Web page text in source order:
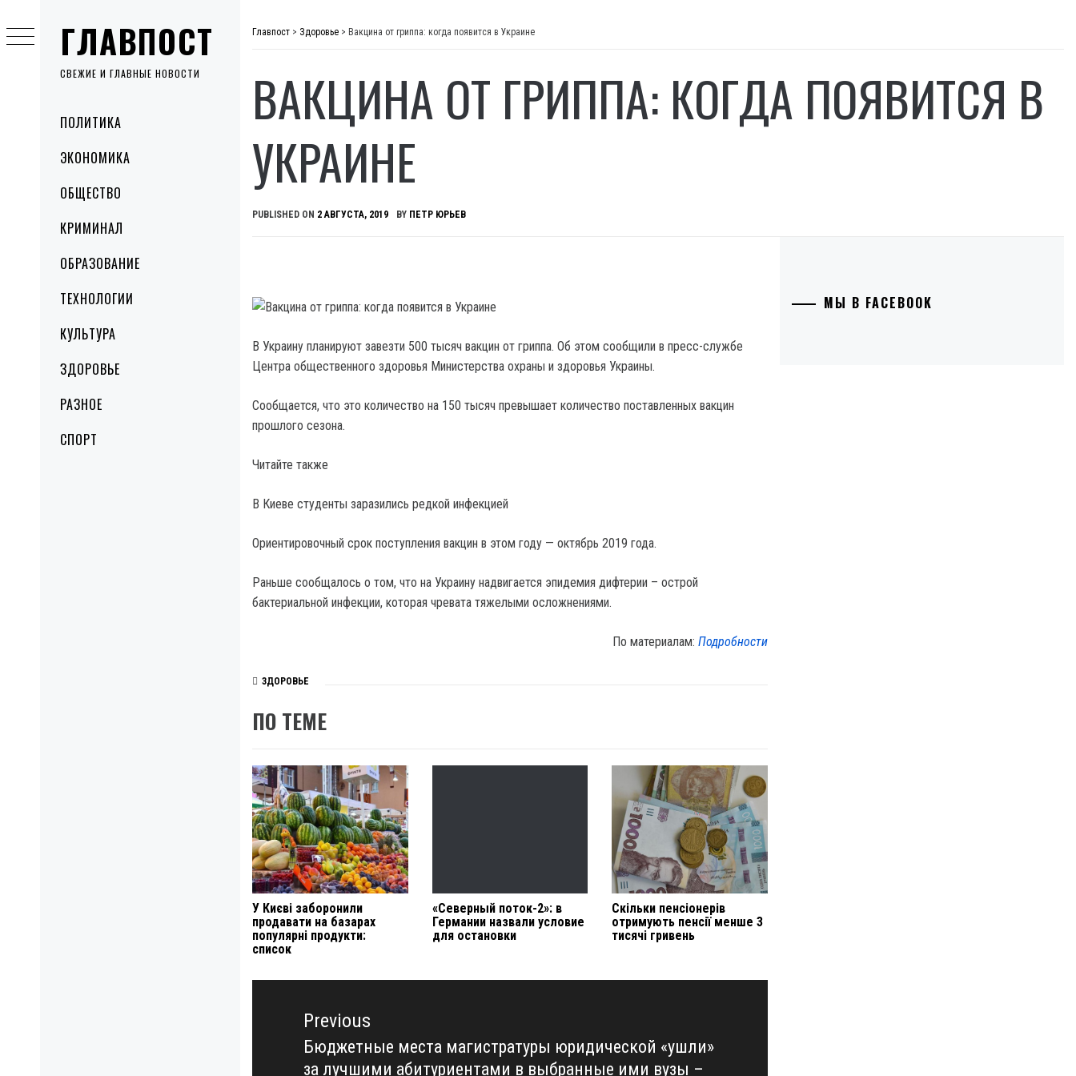
ГЛАВПОСТ
СВЕЖИЕ И ГЛАВНЫЕ НОВОСТИ
MenuПОЛИТИКА
ЭКОНОМИКА
ОБЩЕСТВО
КРИМИНАЛ
ОБРАЗОВАНИЕ
ТЕХНОЛОГИИ
КУЛЬТУРА
ЗДОРОВЬЕ
РАЗНОЕ
СПОРТ
to
content
Главпост > Здоровье > Вакцина от гриппа: когда появится в Украине
ВАКЦИНА ОТ ГРИППА: КОГДА ПОЯВИТСЯ В
УКРАИНЕ
PUBLISHED ON 2 АВГУСТА, 2019 BY ПЕТР ЮРЬЕВ
В Украину планируют завезти 500 тысяч вакцин от гриппа. Об этом сообщили в пресс-службе
Центра общественного здоровья Министерства охраны и здоровья Украины.
Сообщается, что это количество на 150 тысяч превышает количество поставленных вакцин
прошлого сезона.
Читайте также
В Киеве студенты заразились редкой инфекцией
Ориентировочный срок поступления вакцин в этом году — октябрь 2019 года.
Раньше сообщалось о том, что на Украину надвигается эпидемия дифтерии – острой
бактериальной инфекции, которая чревата тяжелыми осложнениями.
По материалам:Подробности
ЗДОРОВЬЕ
ПО ТЕМЕ
У Києві заборонили
продавати на базарах
популярні продукти:
список
«Северный поток-2»: в
Германии назвали условие
для остановки
Скільки пенсіонерів
отримують пенсії менше 3
тисячі гривень
Навигация
записямPrevious
Previous
Бюджетные места магистратуры юридической «ушли»
за лучшими абитуриентами в выбранные ими вузы –
МЫ В FACEBOOK